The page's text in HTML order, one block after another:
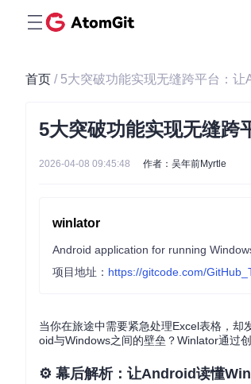
首页 / 5大突破功能实现无缝跨平台：
5大突破功能实现无缝
2026-04-08 09:45:48 作者：吴年前Myrtle
winlator
Android application for running
项目地址： https://gitcode.com/
当你在旅途中需要紧急处理Excel表格，
oid与Windows之间的壁垒？Winlator通过
⚙️ 幕后解析：让Android读懂